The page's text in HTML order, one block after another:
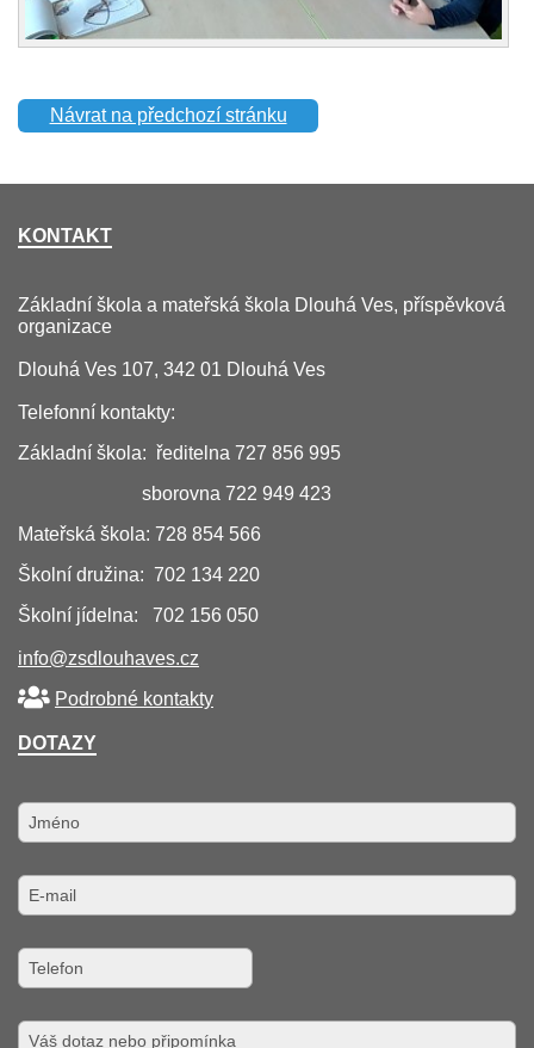
Návrat na předchozí stránku
KONTAKT
Základní škola a mateřská škola Dlouhá Ves, příspěvková
organizace
Dlouhá Ves 107, 342 01 Dlouhá Ves
Telefonní kontakty:
Základní škola: ředitelna 727 856 995
sborovna 722 949 423
Mateřská škola: 728 854 566
Školní družina: 702 134 220
Školní jídelna: 702 156 050
info@zsdlouhaves.cz
Podrobné kontakty
DOTAZY